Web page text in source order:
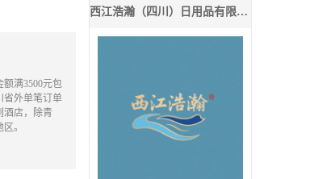
额满3500元包
省外单笔订单
酒店，除青
。
西江浩瀚（四川）日用品有限公司